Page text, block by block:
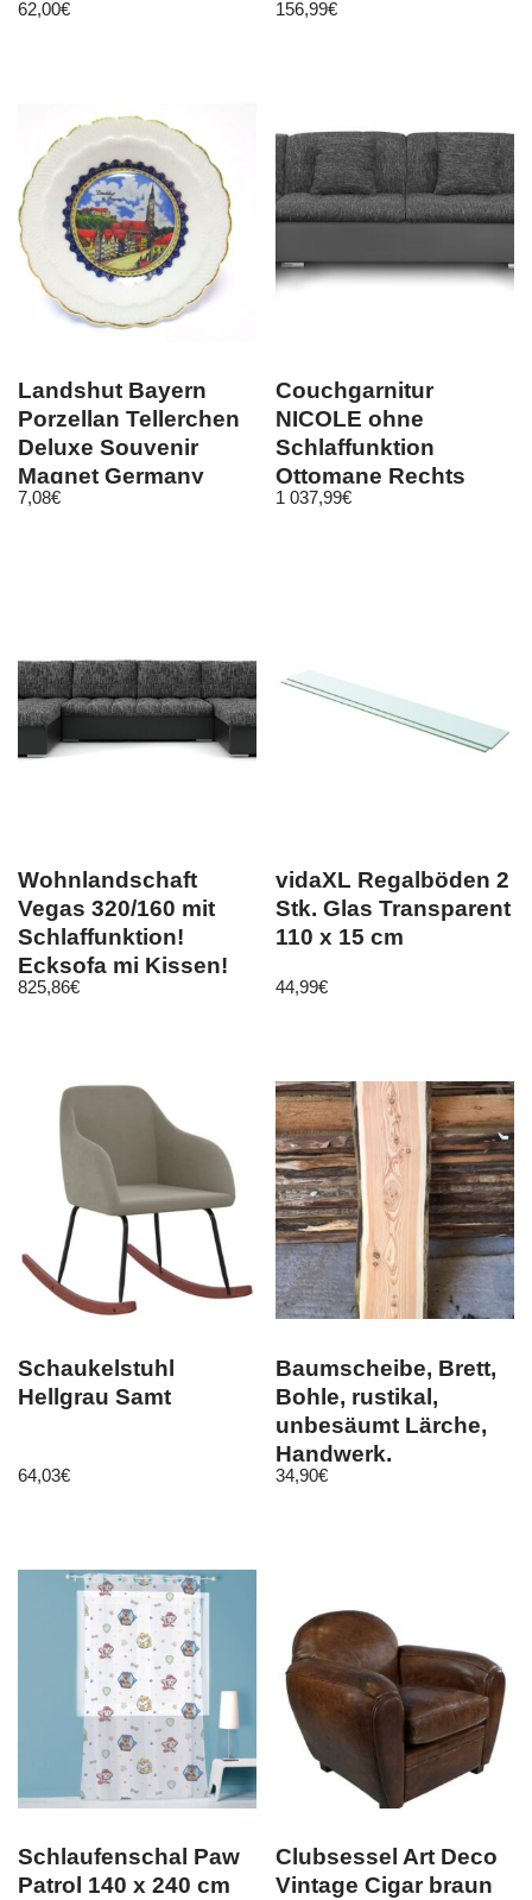
62,00€ 156,99€
Landshut Bayern
Porzellan Tellerchen
Deluxe Souvenir
Magnet Germany
8cm
7,08€
Couchgarnitur
NICOLE ohne
Schlaffunktion
Ottomane Rechts
Grau/ Schwarz
1 037,99€
Wohnlandschaft
Vegas 320/160 mit
Schlaffunktion!
Ecksofa mi Kissen!
Nur bei uns!
825,86€
vidaXL Regalböden 2
Stk. Glas Transparent
110 x 15 cm
44,99€
Schaukelstuhl
Hellgrau Samt
64,03€
Baumscheibe, Brett,
Bohle, rustikal,
unbesäumt Lärche,
Handwerk,
Massivholz150cm
34,90€
Schlaufenschal Paw
Patrol 140 x 240 cm
Clubsessel Art Deco
Vintage Cigar braun